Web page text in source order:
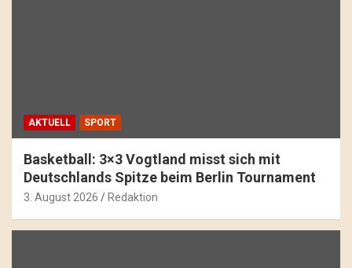
AKTUELL SPORT
Basketball: 3×3 Vogtland misst sich mit
Deutschlands Spitze beim Berlin Tournament
3. August 2026 Redaktion